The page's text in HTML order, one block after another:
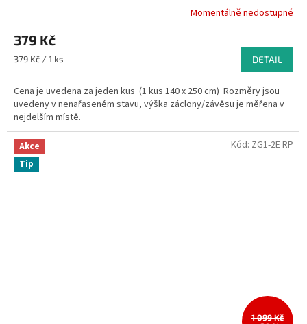
Momentálně nedostupné
379 Kč
Měrná
379 Kč / 1 ks DETAIL
Cena je uvedena za jeden kus (1 kus 140 x 250 cm) Rozměry jsou
uvedeny v nenařaseném stavu, výška záclony/závěsu je měřena v
nejdelším místě.
Akce
Tip
1 099 Kč
Kód: ZG1-2E RP